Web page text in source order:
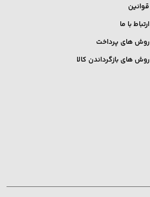
قوانین
ارتباط با ما
روش های پرداخت
روش های بازگرداندن کالا